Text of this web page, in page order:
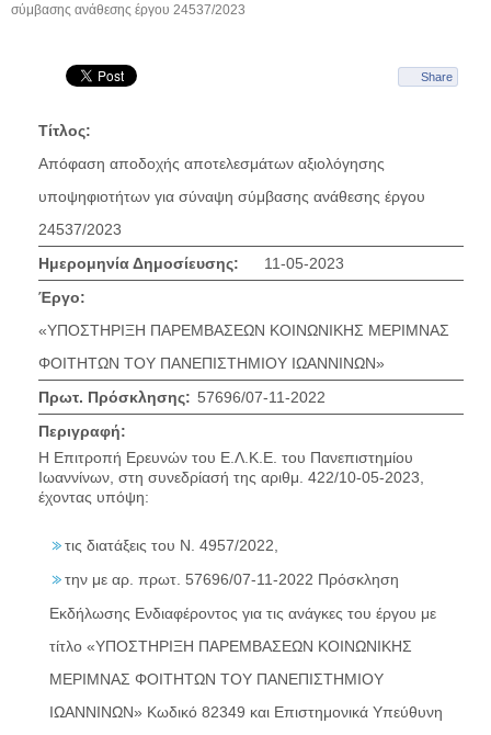
σύμβασης ανάθεσης έργου 24537/2023
Share
Τίτλος:
Απόφαση αποδοχής αποτελεσμάτων αξιολόγησης
υποψηφιοτήτων για σύναψη σύμβασης ανάθεσης έργου
24537/2023
Ημερομηνία Δημοσίευσης:
11-05-2023
Έργο:
«ΥΠΟΣΤΗΡΙΞΗ ΠΑΡΕΜΒΑΣΕΩΝ ΚΟΙΝΩΝΙΚΗΣ ΜΕΡΙΜΝΑΣ
ΦΟΙΤΗΤΩΝ ΤΟΥ ΠΑΝΕΠΙΣΤΗΜΙΟΥ ΙΩΑΝΝΙΝΩΝ»
Πρωτ. Πρόσκλησης: 57696/07-11-2022
Περιγραφή:
Η Επιτροπή Ερευνών του Ε.Λ.Κ.Ε. του Πανεπιστημίου
Ιωαννίνων, στη συνεδρίασή της αριθμ. 422/10-05-2023,
έχοντας υπόψη:
τις διατάξεις του Ν. 4957/2022,
την με αρ. πρωτ. 57696/07-11-2022 Πρόσκληση
Εκδήλωσης Ενδιαφέροντος για τις ανάγκες του έργου με
τίτλο «ΥΠΟΣΤΗΡΙΞΗ ΠΑΡΕΜΒΑΣΕΩΝ ΚΟΙΝΩΝΙΚΗΣ
ΜΕΡΙΜΝΑΣ ΦΟΙΤΗΤΩΝ ΤΟΥ ΠΑΝΕΠΙΣΤΗΜΙΟΥ
ΙΩΑΝΝΙΝΩΝ» Κωδικό 82349 και Επιστημονικά Υπεύθυνη